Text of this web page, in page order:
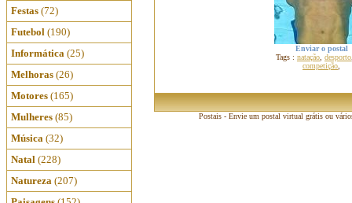
Festas (72)
Futebol (190)
Informática (25)
Melhoras (26)
Motores (165)
Mulheres (85)
Música (32)
Natal (228)
Natureza (207)
Enviar o postal
Tags : natação desporto
competição
Postais - Envie um postal virtual grátis ou